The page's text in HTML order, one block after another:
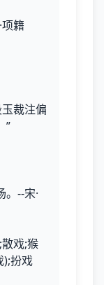
籍
裁注偏
”
--宋·
戏;猴
);扮戏